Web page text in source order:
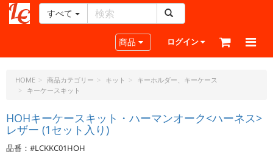
ー
ラ
フ
ド
ッ
ト・
すべて
Toggle navigation
商品 ログイン
HOME 商品カテゴリー キット
キーホルダー、キーケース
キーケースキット
HOHキーケースキット・ハーマンオーク<ハーネス>
レザー (1セット入り)
品番：#LCKKC01HOH